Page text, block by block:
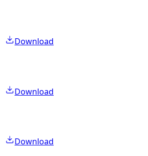
Download
Download
Download